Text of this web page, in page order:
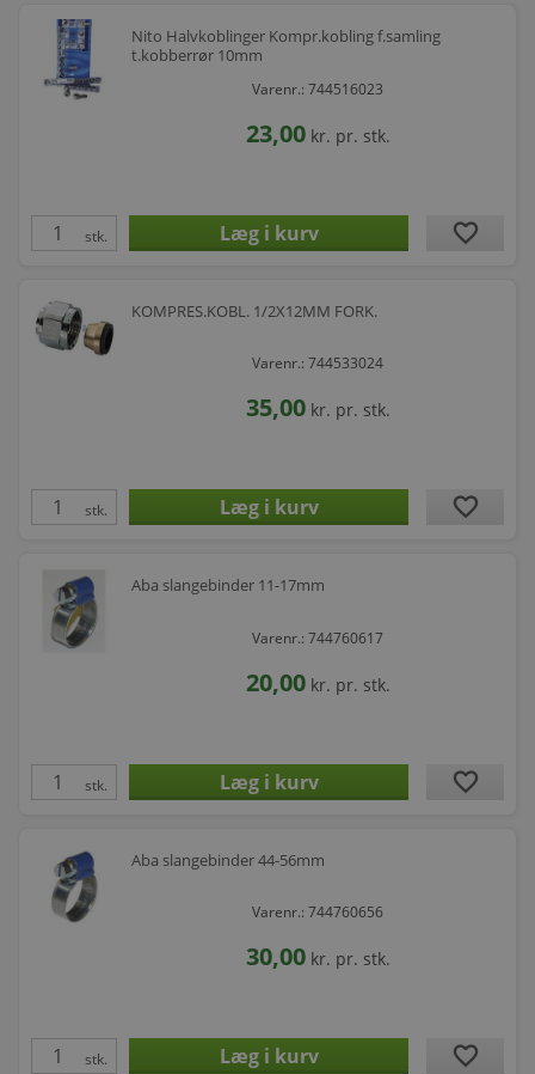
Nito Halvkoblinger Kompr.kobling f.samling
t.kobberrør 10mm
Varenr.: 744516023
23,00 kr. pr. stk.
stk. favorite
KOMPRES.KOBL. 1/2X12MM FORK.
Varenr.: 744533024
35,00 kr. pr. stk.
stk. favorite
Aba slangebinder 11-17mm
Varenr.: 744760617
20,00 kr. pr. stk.
stk. favorite
Aba slangebinder 44-56mm
Varenr.: 744760656
30,00 kr. pr. stk.
stk. favorite